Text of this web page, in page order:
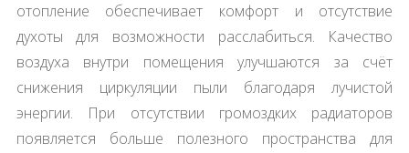
отопление обеспечивает комфорт и отсутствие
духоты для возможности расслабиться. Качество
воздуха внутри помещения улучшаются за счёт
снижения циркуляции пыли благодаря лучистой
энергии. При отсутствии громоздких радиаторов
появляется больше полезного пространства для